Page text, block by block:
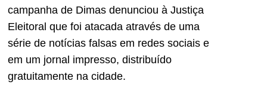
campanha de Dimas denunciou à Justiça
Eleitoral que foi atacada através de uma
série de notícias falsas em redes sociais e
em um jornal impresso, distribuído
gratuitamente na cidade.